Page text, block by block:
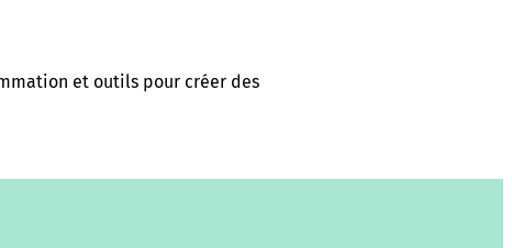
et outils pour créer des